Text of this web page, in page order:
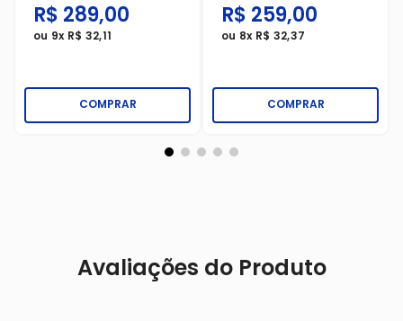
R$ 289,00
ou 9x R$ 32,11
COMPRAR
R$ 259,00
ou 8x R$ 32,37
COMPRAR
Avaliações do Produto